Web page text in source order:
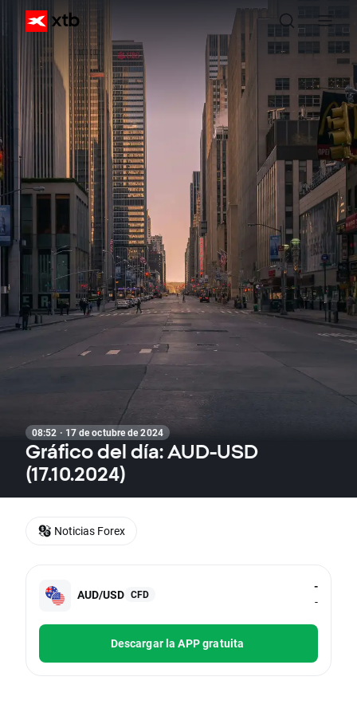
08:52 · 17 de octubre de 2024
Gráfico del día: AUD-USD
(17.10.2024)
AUD/USD CFD
-
-
Descargar la APP gratuita
Noticias Forex